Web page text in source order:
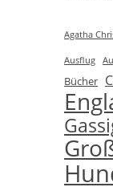
Agatha
Ausflug
Bücher